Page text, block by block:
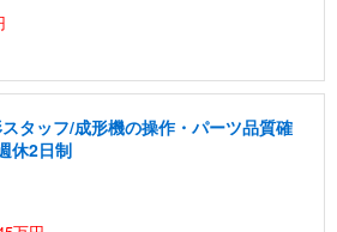
タッフ/成形機の操作・パーツ品質確
休2日制